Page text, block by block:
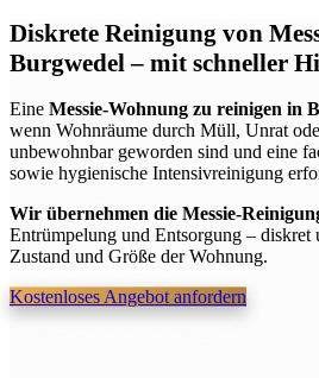
Diskrete Reinigung von
Burgwedel– mit schneller
Eine Messie-Wohnung zu reinigen in
wenn Wohnräume durch Müll, Unrat
unbewohnbar geworden sind und eine
sowie hygienische Intensivreinigung
Wir übernehmen die Messie-
Entrümpelung und Entsorgung – diskret
Zustand und Größe der Wohnung.
Kostenloses Angebot anfordern